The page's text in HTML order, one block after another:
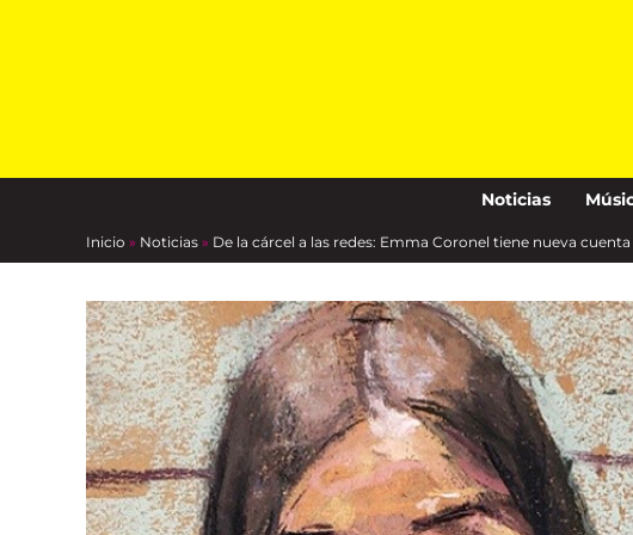
Noticias
Inicio » Noticias » De la cárcel a las redes: Emma Coronel tiene nueva